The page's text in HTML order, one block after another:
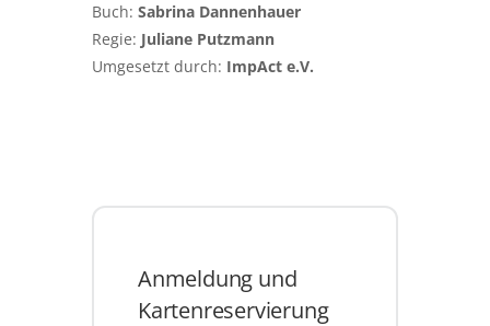
Buch: Sabrina Dannenhauer
Regie: Juliane Putzmann
Umgesetzt durch: ImpAct e.V.
Anmeldung und
Kartenreservierung